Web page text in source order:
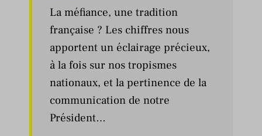
La méfiance, une tradition
française ? Les chiffres nous
apportent un éclairage précieux,
à la fois sur nos tropismes
nationaux, et la pertinence de la
communication de notre
Président…